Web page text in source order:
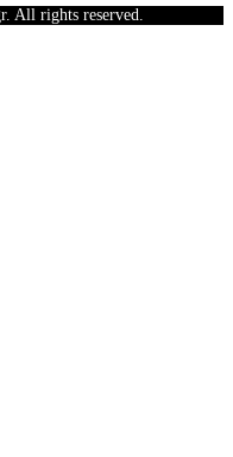
All rights reserved.